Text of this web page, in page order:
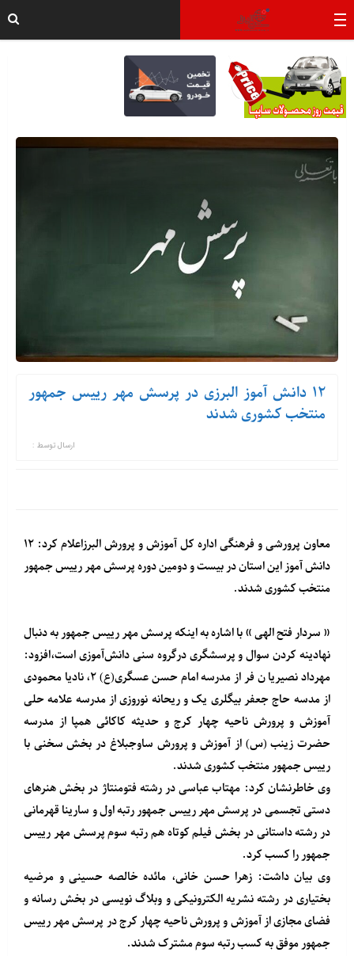
۱۲ دانش آموز البرزی در پرسش مهر رییس جمهور
منتخب کشوری شدند
ارسال توسط :
معاون پرورشی و فرهنگی اداره کل آموزش و پرورش البرزاعلام کرد: ۱۲
دانش آموز این استان در بیست و دومین دوره پرسش مهر رییس جمهور
منتخب کشوری شدند.
« سردار فتح الهی » با اشاره به اینکه پرسش مهر رییس جمهور به دنبال
نهادینه کردن سوال و پرسشگری درگروه سنی دانش‌آموزی است،افزود:
مهرداد نصیریا ن فر از مدرسه امام حسن عسگری(ع) ۲، نادیا محمودی
از مدسه حاج جعفر بیگلری یک و ریحانه نوروزی از مدرسه علامه حلی
آموزش و پرورش ناحیه چهار کرج و حدیثه کاکائی همپا از مدرسه
حضرت زینب (س) از آموزش و پرورش ساوجبلاغ در بخش سخنی با
رییس جمهور منتخب کشوری شدند.
وی خاطرنشان کرد: مهتاب عباسی در رشته فتومنتاژ در بخش هنرهای
دستی تجسمی در پرسش مهر رییس جمهور رتبه اول و سارینا قهرمانی
در رشته داستانی در بخش فیلم کوتاه هم رتبه سوم پرسش مهر رییس
جمهور را کسب کرد.
وی بیان داشت: زهرا حسن خانی، مائده خالصه حسینی و مرضیه
بختیاری در رشته نشریه الکترونیکی و وبلاگ نویسی در بخش رسانه و
فضای مجازی از آموزش و پرورش ناحیه چهار کرج در پرسش مهر رییس
جمهور موفق به کسب رتبه سوم مشترک شدند.